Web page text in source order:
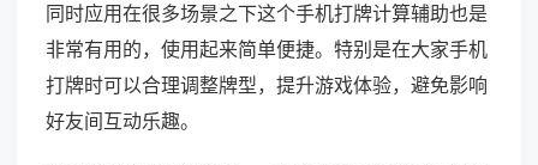
同时应用在很多场景之下这个手机打牌计算辅助也是
非常有用的，使用起来简单便捷。特别是在大家手机
打牌时可以合理调整牌型，提升游戏体验，避免影响
好友间互动乐趣。